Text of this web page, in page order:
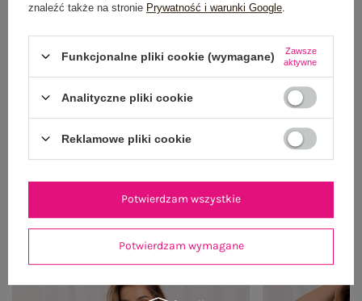
OUTFIT NA RANDKĘ
znaleźć także na stronie Prywatność i warunki Google
Funkcjonalne pliki cookie (wymagane)
Zawsze
aktywne
Analityczne pliki cookie
Reklamowe pliki cookie
Potwierdzam wymagane
Potwierdzam wszystkie